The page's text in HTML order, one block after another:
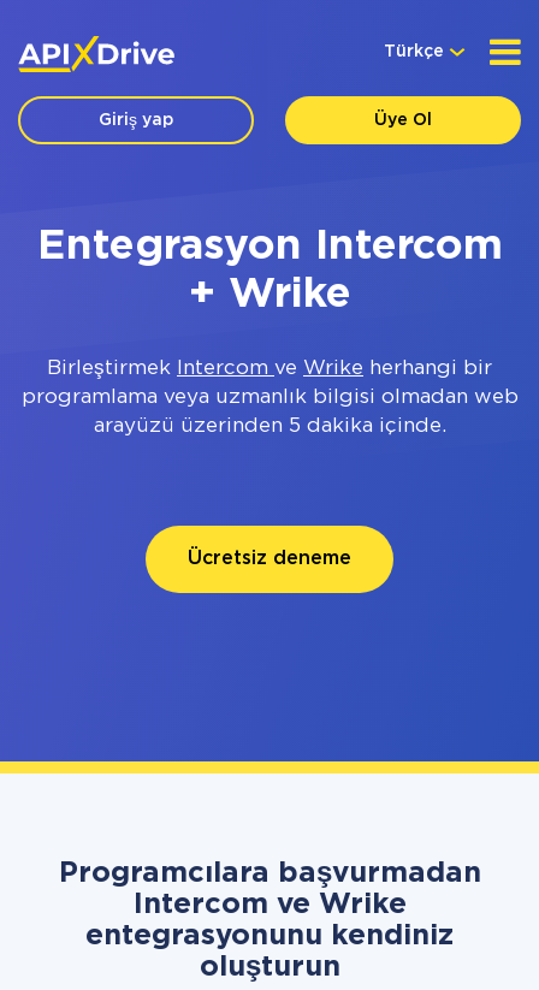
Türkçe
Giriş yap Üye Ol
Entegrasyon Intercom
+ Wrike
Birleştirmek Intercom ve Wrike herhangi bir
programlama veya uzmanlık bilgisi olmadan web
arayüzü üzerinden 5 dakika içinde.
Ücretsiz deneme
Programcılara başvurmadan
Intercom ve Wrike
entegrasyonunu kendiniz
oluşturun